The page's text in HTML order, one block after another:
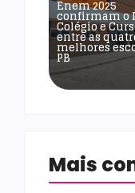
Enem 2025
confirmam o
Colégio e
entre as
melhores
PB
Mais